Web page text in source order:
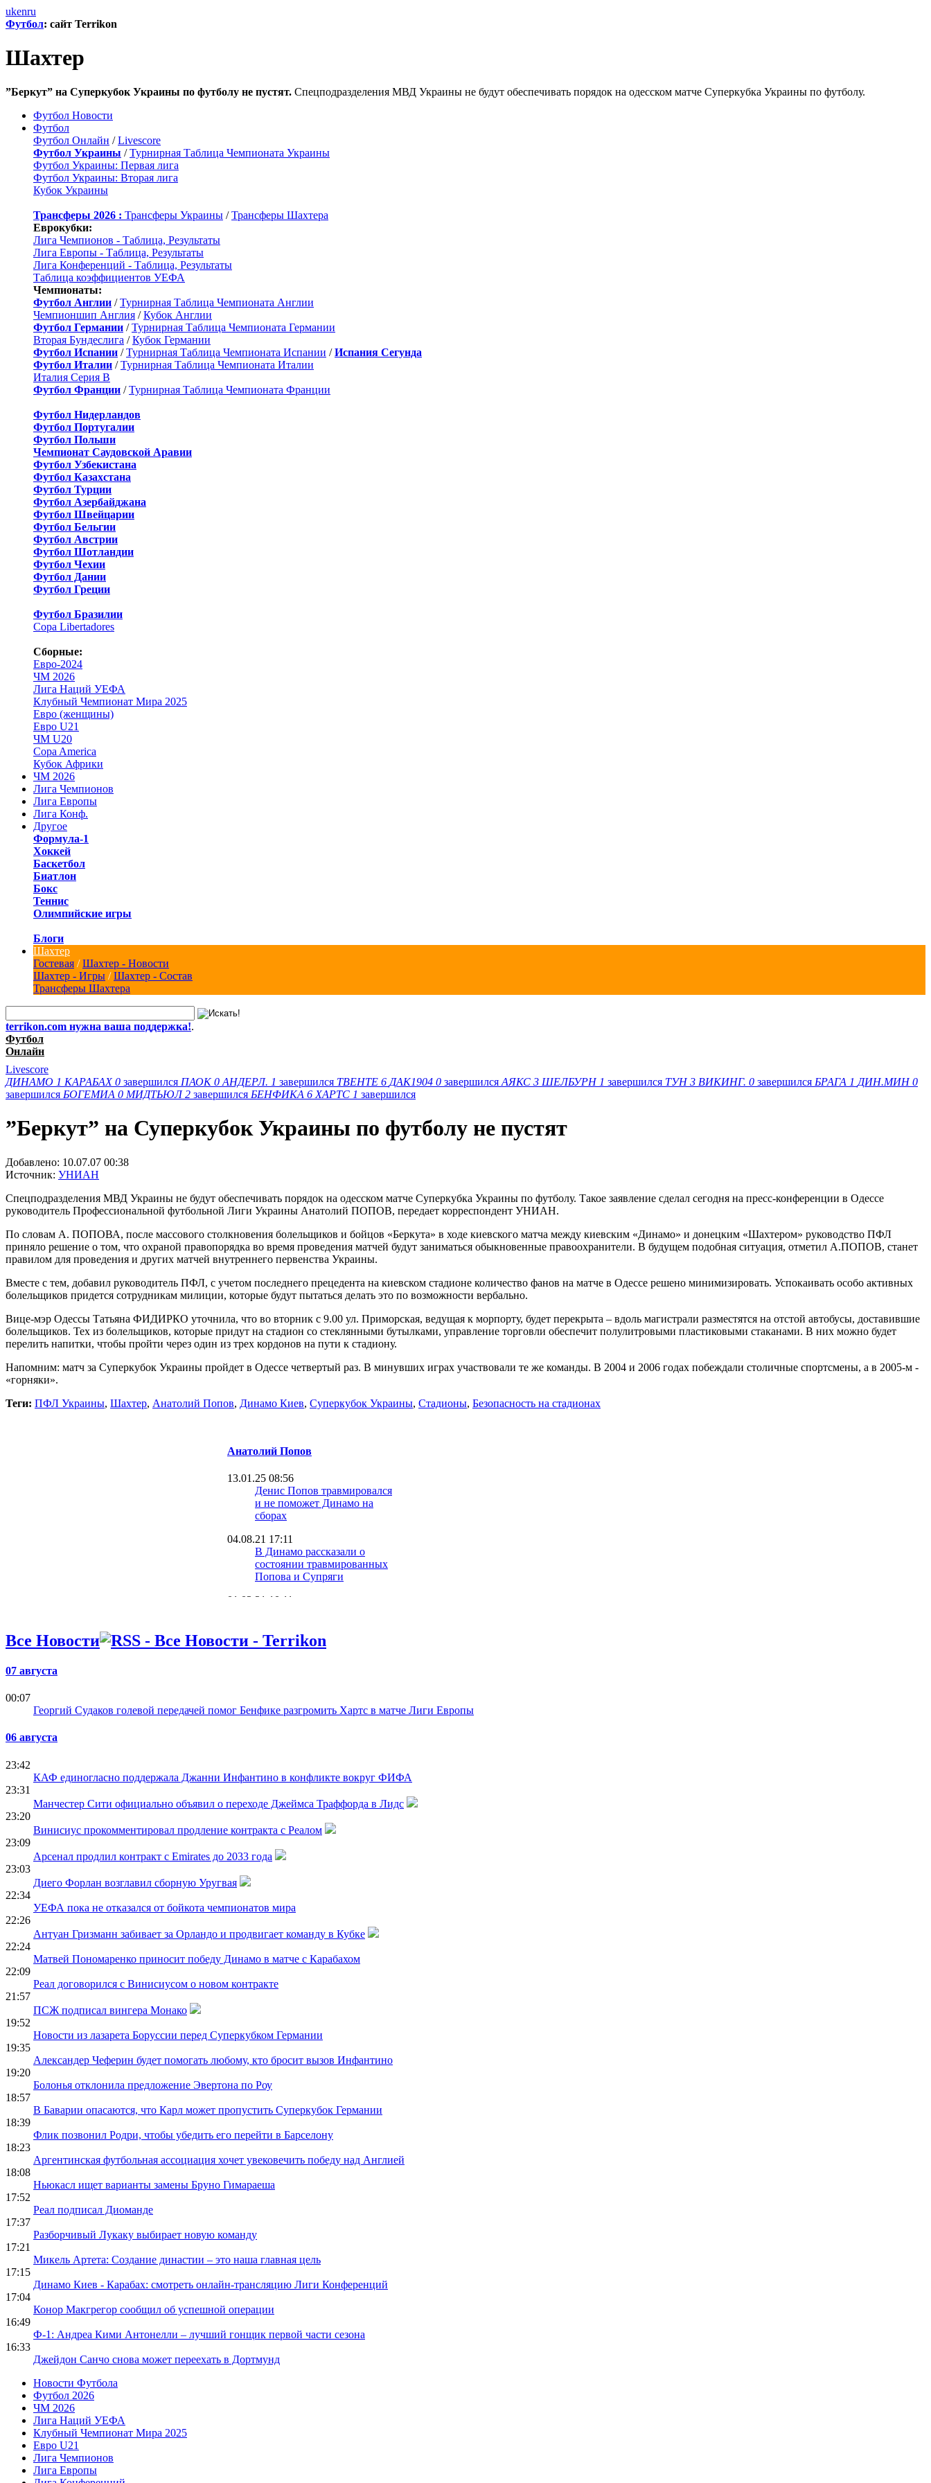
ukenru
Футбол: сайт Terrikon
Шахтер
”Беркут” на Суперкубок Украины по футболу не пустят. Спецподразделения МВД Украины не будут обеспечивать порядок на одесском матче Суперкубка Украины по футболу.
Футбол Новости
Футбол
Футбол Онлайн /Livescore
Футбол Украины /Турнирная Таблица Чемпионата Украины
Футбол Украины: Первая лига
Футбол Украины: Вторая лига
Кубок Украины
Трансферы 2026 : Трансферы Украины /Трансферы Шахтера
Еврокубки:
Лига Чемпионов - Таблица, Результаты
Лига Европы - Таблица, Результаты
Лига Конференций - Таблица, Результаты
Таблица коэффициентов УЕФА
Чемпионаты:
Футбол Англии /Турнирная Таблица Чемпионата Англии
Чемпионшип Англия /Кубок Англии
Футбол Германии /Турнирная Таблица Чемпионата Германии
Вторая Бундеслига /Кубок Германии
Футбол Испании /Турнирная Таблица Чемпионата Испании /Испания Сегунда
Футбол Италии /Турнирная Таблица Чемпионата Италии
Италия Серия B
Футбол Франции /Турнирная Таблица Чемпионата Франции
Футбол Нидерландов
Футбол Португалии
Футбол Польши
Чемпионат Саудовской Аравии
Футбол Узбекистана
Футбол Казахстана
Футбол Турции
Футбол Азербайджана
Футбол Швейцарии
Футбол Бельгии
Футбол Австрии
Футбол Шотландии
Футбол Чехии
Футбол Дании
Футбол Греции
Футбол Бразилии
Copa Libertadores
Сборные:
Евро-2024
ЧМ 2026
Лига Наций УЕФА
Клубный Чемпионат Мира 2025
Евро (женщины)
Евро U21
ЧМ U20
Copa America
Кубок Африки
ЧМ 2026
Лига Чемпионов
Лига Европы
Лига Конф.
Другое
Формула-1
Хоккей
Баскетбол
Биатлон
Бокс
Теннис
Олимпийские игры
Блоги
Шахтер
Гостевая /Шахтер - Новости
Шахтер - Игры /Шахтер - Состав
Трансферы Шахтера
terrikon.com нужна ваша поддержка!.
Футбол
Онлайн
Livescore
ДИНАМО 1 КАРАБАХ 0 завершился ПАОК 0 АНДЕРЛ. 1 завершился ТВЕНТЕ 6 ДАК1904 0 завершился АЯКС 3 ШЕЛБУРН 1 завершился ТУН 3 ВИКИНГ. 0 завершился БРАГА 1 ДИН.МИН 0
завершился БОГЕМИА 0 МИДТЬЮЛ 2 завершился БЕНФИКА 6 ХАРТС 1 завершился
”Беркут” на Суперкубок Украины по футболу не пустят
Добавлено: 10.07.07 00:38
Источник: УНИАН
Спецподразделения МВД Украины не будут обеспечивать порядок на одесском матче Суперкубка Украины по футболу. Такое заявление сделал сегодня на пресс-конференции в Одессе
руководитель Профессиональной футбольной Лиги Украины Анатолий ПОПОВ, передает корреспондент УНИАН.
По словам А. ПОПОВА, после массового столкновения болельщиков и бойцов «Беркута» в ходе киевского матча между киевским «Динамо» и донецким «Шахтером» руководство ПФЛ
приняло решение о том, что охраной правопорядка во время проведения матчей будут заниматься обыкновенные правоохранители. В будущем подобная ситуация, отметил А.ПОПОВ, станет
правилом для проведения и других матчей внутреннего первенства Украины.
Вместе с тем, добавил руководитель ПФЛ, с учетом последнего прецедента на киевском стадионе количество фанов на матче в Одессе решено минимизировать. Успокаивать особо активных
болельщиков придется сотрудникам милиции, которые будут пытаться делать это по возможности вербально.
Вице-мэр Одессы Татьяна ФИДИРКО уточнила, что во вторник с 9.00 ул. Приморская, ведущая к морпорту, будет перекрыта – вдоль магистрали разместятся на отстой автобусы, доставившие
болельщиков. Тех из болельщиков, которые придут на стадион со стеклянными бутылками, управление торговли обеспечит полулитровыми пластиковыми стаканами. В них можно будет
перелить напитки, чтобы пройти через один из трех кордонов на пути к стадиону.
Напомним: матч за Суперкубок Украины пройдет в Одессе четвертый раз. В минувших играх участвовали те же команды. В 2004 и 2006 годах побеждали столичные спортсмены, а в 2005-м -
«горняки».
Теги: ПФЛ Украины, Шахтер, Анатолий Попов, Динамо Киев, Суперкубок Украины, Стадионы, Безопасность на стадионах
Анатолий Попов
13.01.25 08:56
Денис Попов травмировался
и не поможет Динамо на
сборах
04.08.21 17:11
В Динамо рассказали о
состоянии травмированных
Попова и Супряги
01.03.21 10:11
Динамо в этом сезоне
Все Новости
07 августа
00:07
Георгий Судаков голевой передачей помог Бенфике разгромить Хартс в матче Лиги Европы
06 августа
23:42
КАФ единогласно поддержала Джанни Инфантино в конфликте вокруг ФИФА
23:31
Манчестер Сити официально объявил о переходе Джеймса Траффорда в Лидс
23:20
Винисиус прокомментировал продление контракта с Реалом
23:09
Арсенал продлил контракт с Emirates до 2033 года
23:03
Диего Форлан возглавил сборную Уругвая
22:34
УЕФА пока не отказался от бойкота чемпионатов мира
22:26
Антуан Гризманн забивает за Орландо и продвигает команду в Кубке
22:24
Матвей Пономаренко приносит победу Динамо в матче с Карабахом
22:09
Реал договорился с Винисиусом о новом контракте
21:57
ПСЖ подписал вингера Монако
19:52
Новости из лазарета Боруссии перед Суперкубком Германии
19:35
Александер Чеферин будет помогать любому, кто бросит вызов Инфантино
19:20
Болонья отклонила предложение Эвертона по Роу
18:57
В Баварии опасаются, что Карл может пропустить Суперкубок Германии
18:39
Флик позвонил Родри, чтобы убедить его перейти в Барселону
18:23
Аргентинская футбольная ассоциация хочет увековечить победу над Англией
18:08
Ньюкасл ищет варианты замены Бруно Гимараеша
17:52
Реал подписал Диоманде
17:37
Разборчивый Лукаку выбирает новую команду
17:21
Микель Артета: Создание династии – это наша главная цель
17:15
Динамо Киев - Карабах: смотреть онлайн-трансляцию Лиги Конференций
17:04
Конор Макгрегор сообщил об успешной операции
16:49
Ф-1: Андреа Кими Антонелли – лучший гонщик первой части сезона
16:33
Джейдон Санчо снова может переехать в Дортмунд
Новости Футбола
Футбол 2026
ЧМ 2026
Лига Наций УЕФА
Клубный Чемпионат Мира 2025
Евро U21
Лига Чемпионов
Лига Европы